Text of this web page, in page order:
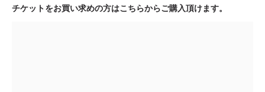
チケットをお買い求めの方はこちらからご購入頂けます。